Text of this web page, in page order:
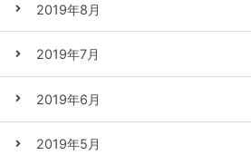
2019年8月
2019年7月
2019年6月
2019年5月